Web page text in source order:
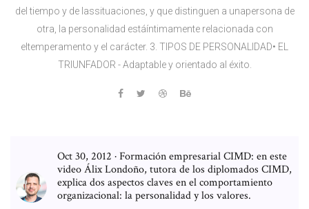
del tiempo y de lassituaciones, y que distinguen a unapersona de
otra, la personalidad estáíntimamente relacionada con
eltemperamento y el carácter. 3. TIPOS DE PERSONALIDAD• EL
TRIUNFADOR - Adaptable y orientado al éxito.
Oct 30, 2012 · Formación empresarial CIMD: en este
video Álix Londoño, tutora de los diplomados CIMD,
explica dos aspectos claves en el comportamiento
organizacional: la personalidad y los valores.